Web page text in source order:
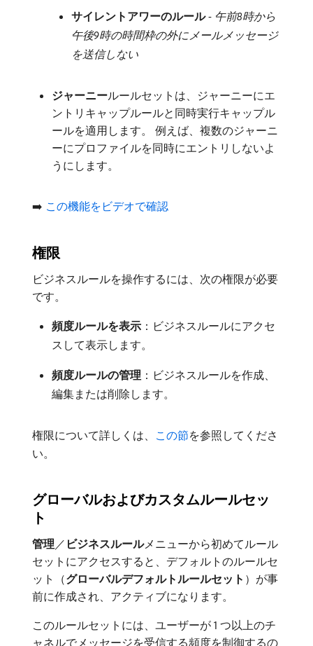
サイレントアワーのルール- 午前8時から
午後9時の時間枠の外にメールメッセージ
を送信しない
ジャーニー​ルールセットは、ジャーニーにエ
ントリキャップルールと同時実行キャップル
ールを適用します。 例えば、複数のジャーニ
ーにプロファイルを同時にエントリしないよ
うにします。
➡️ この機能をビデオで確認
権限
ビジネスルールを操作するには、次の権限が必要
です。
頻度ルールを表示 ：ビジネスルールにアクセ
スして表示します。
頻度ルールの管理 ：ビジネスルールを作成、
編集または削除します。
権限について詳しくは、 この節を参照してくださ
い。
グローバルおよびカスタムルールセッ
ト
管理 ／ ビジネスルール​メニューから初めてルール
セットにアクセスすると、デフォルトのルールセ
ット（グローバルデフォルトルールセット ）が事
前に作成され、アクティブになります。
このルールセットには、ユーザーが 1 つ以上のチ
ャネルでメッセージを受信する頻度を制御するの